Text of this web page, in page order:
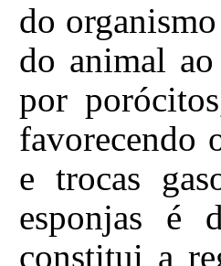
do
do animal
por
favorecendo
e trocas
esponjas é
constitui a